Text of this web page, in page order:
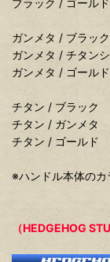
ブラック / ゴールド
ガンメタ / ブラック
ガンメタ / チタン
ガンメタ / ゴールド
チタン / ブラック
チタン / ガンメタ
チタン / ゴールド
※ハンドル本体の
（HEDGEHOG